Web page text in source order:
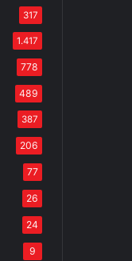
317
1.417
778
489
387
206
77
26
24
9